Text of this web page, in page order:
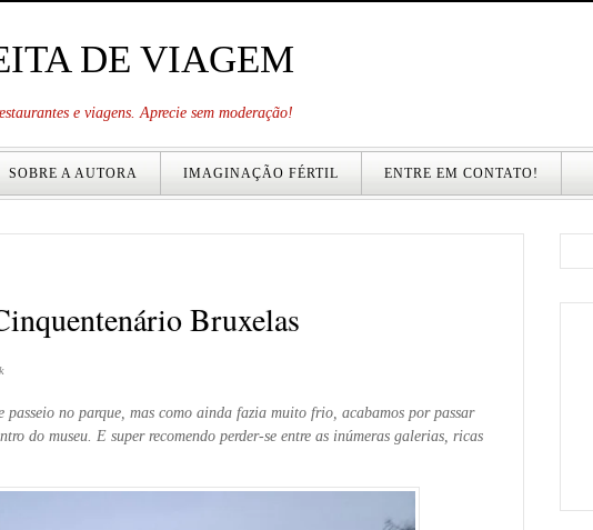
DE VIAGEM
e viagens. Aprecie sem moderação!
SOBRE A AUTORA IMAGINAÇÃO FÉRTIL ENTRE EM CONTATO!
Bruxelas
passeio no parque, mas como ainda fazia muito frio, acabamos por passar
do museu. E super recomendo perder-se entre as inúmeras galerias, ricas